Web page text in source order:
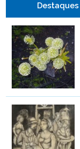
Destaques